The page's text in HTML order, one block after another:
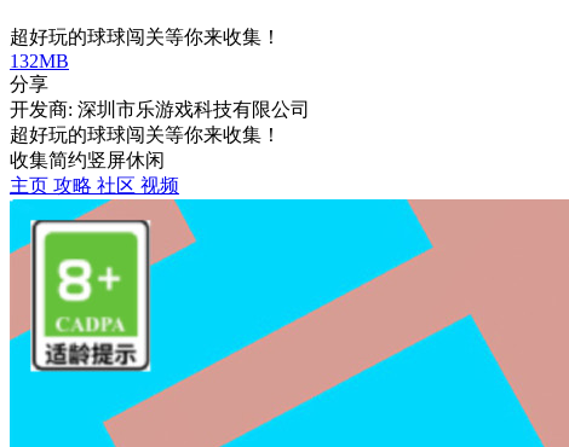
超好玩的球球闯关等你来收集！
132MB
分享
开发商: 深圳市乐游戏科技有限公司
超好玩的球球闯关等你来收集！
收集简约竖屏休闲
主页 攻略 社区 视频